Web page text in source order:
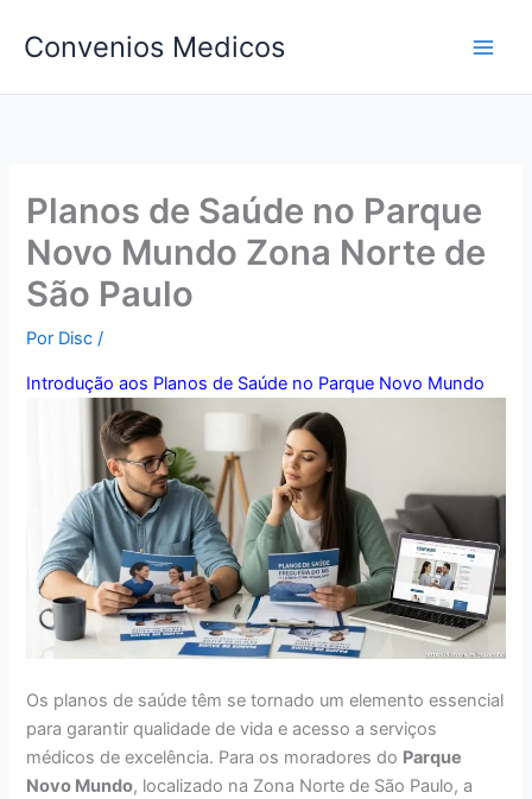
para
conteúdo
Convenios Medicos
Planos de Saúde no Parque
Novo Mundo Zona Norte de
São Paulo
Por Disc/
Introdução aos Planos de Saúde no Parque Novo Mundo
Os planos de saúde têm se tornado um elemento essencial
para garantir qualidade de vida e acesso a serviços
médicos de excelência. Para os moradores do Parque
Novo Mundo, localizado na Zona Norte de São Paulo, a